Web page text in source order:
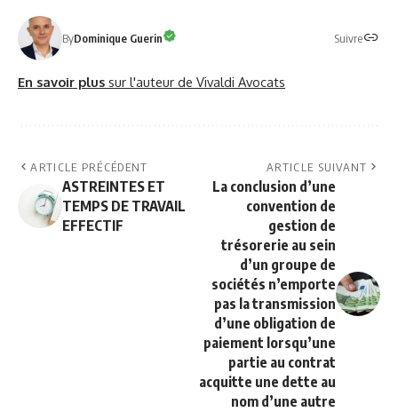
ByDominique Guerin Suivre
En savoir plus sur l'auteur de Vivaldi Avocats
ARTICLE PRÉCÉDENT
ASTREINTES ET
TEMPS DE TRAVAIL
EFFECTIF
ARTICLE SUIVANT
La conclusion d’une
convention de
gestion de
trésorerie au sein
d’un groupe de
sociétés n’emporte
pas la transmission
d’une obligation de
paiement lorsqu’une
partie au contrat
acquitte une dette au
nom d’une autre